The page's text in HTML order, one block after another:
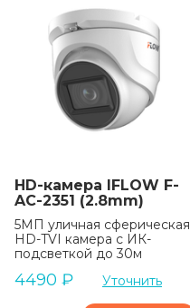
HD-камера IFLOW F-
AC-2351 (2.8mm)
5МП уличная сферическая
HD-TVI камера с ИК-
подсветкой до 30м
4490 ₽ Уточнить